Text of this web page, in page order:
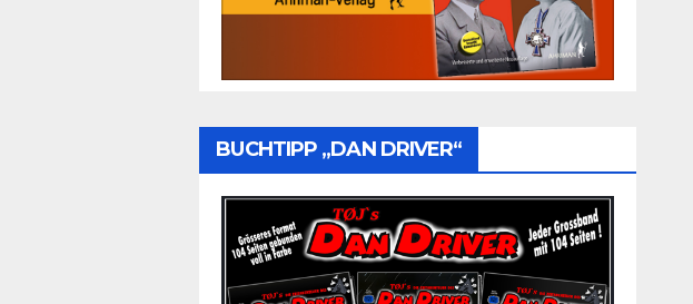
BUCHTIPP „DAN DRIVER“